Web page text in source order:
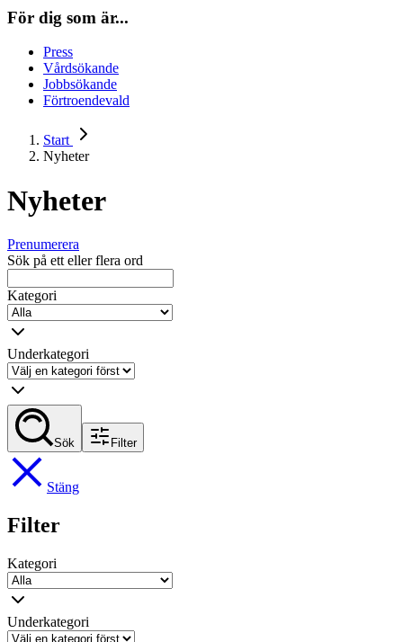
För dig som är...
Press
Vårdsökande
Jobbsökande
Förtroendevald
Start
Nyheter
Nyheter
Prenumerera
Sök på ett eller flera ord
Kategori
Underkategori
Sök Filter
Stäng
Filter
Kategori
Underkategori